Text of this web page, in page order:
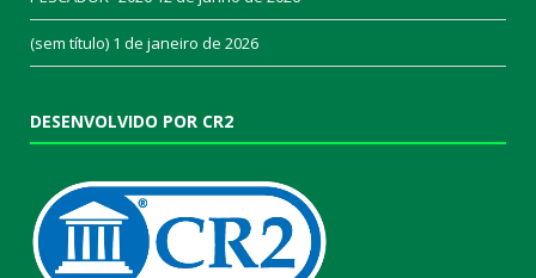
(sem título) 1 de janeiro de 2026
DESENVOLVIDO POR CR2